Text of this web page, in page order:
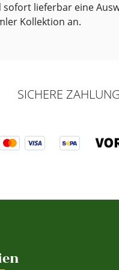
lieferbar eine
Kollektion an.
SICHERE